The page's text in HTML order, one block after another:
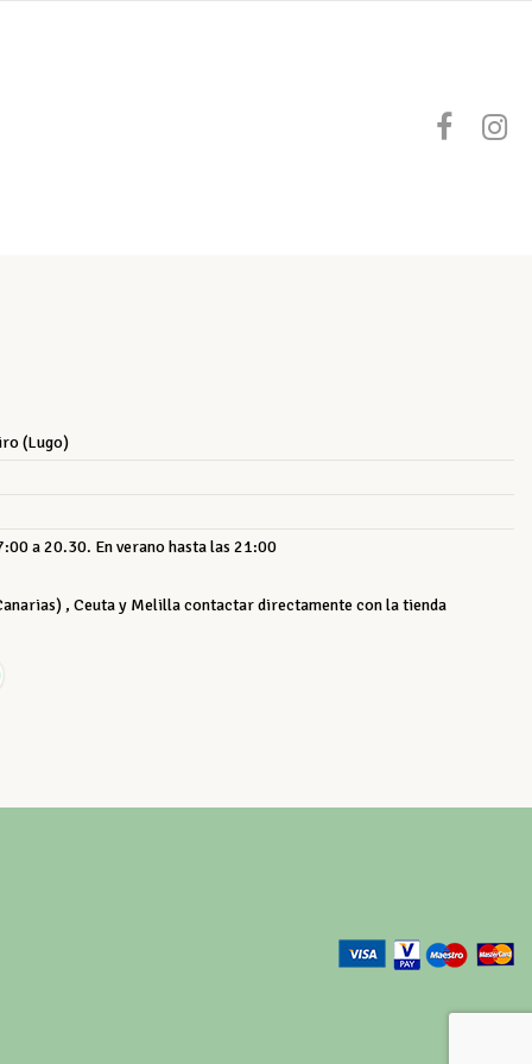
(Lugo)
a 20.30. En verano hasta las 21:00
, Ceuta y Melilla contactar directamente con la tienda